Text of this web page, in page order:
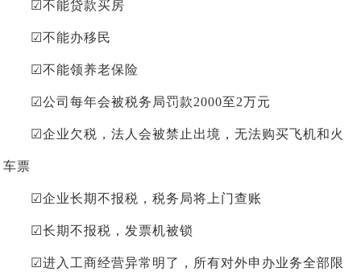
☑不能贷款买房
☑不能办移民
☑不能领养老保险
☑公司每年会被税务局罚款2000至2万元
☑企业欠税，法人会被禁止出境，无法购买飞机和火
车票
☑企业长期不报税，税务局将上门查账
☑长期不报税，发票机被锁
☑进入工商经营异常明了，所有对外申办业务全部限